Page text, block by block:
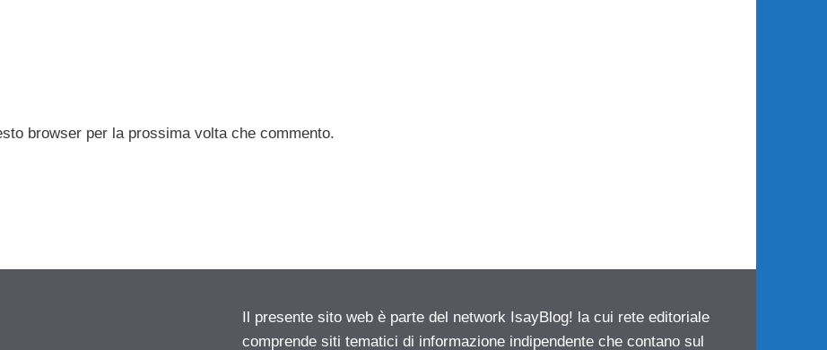
browser per la prossima volta che commento.
Il presente sito web è parte del network IsayBlog! la cui rete editoriale
comprende siti tematici di informazione indipendente che contano sul